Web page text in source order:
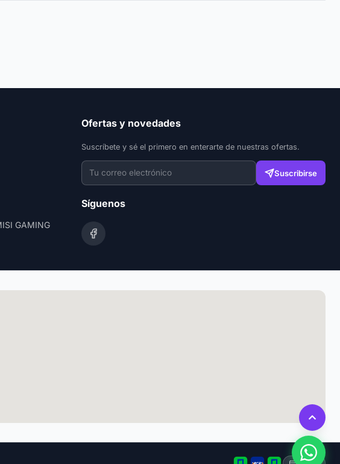
GAMING
Ofertas y novedades
Suscríbete y sé el primero en enterarte de nuestras ofertas.
Suscribirse
Síguenos